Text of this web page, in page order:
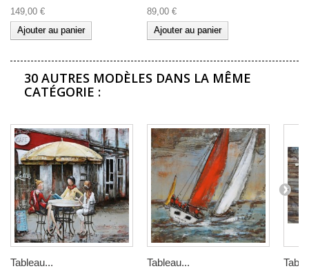
149,00 €
Ajouter au panier
89,00 €
Ajouter au panier
30 AUTRES MODÈLES DANS LA MÊME
CATÉGORIE :
Tableau... Tableau...